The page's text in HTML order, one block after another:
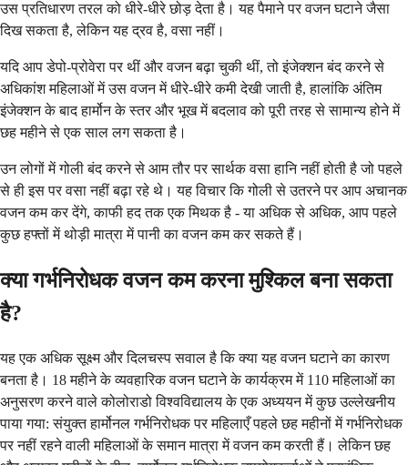
उस प्रतिधारण तरल को धीरे-धीरे छोड़ देता है। यह पैमाने पर वजन घटाने जैसा
दिख सकता है, लेकिन यह द्रव है, वसा नहीं।
यदि आप डेपो-प्रोवेरा पर थीं और वजन बढ़ा चुकी थीं, तो इंजेक्शन बंद करने से
अधिकांश महिलाओं में उस वजन में धीरे-धीरे कमी देखी जाती है, हालांकि अंतिम
इंजेक्शन के बाद हार्मोन के स्तर और भूख में बदलाव को पूरी तरह से सामान्य होने में
छह महीने से एक साल लग सकता है।
उन लोगों में गोली बंद करने से आम तौर पर सार्थक वसा हानि नहीं होती है जो पहले
से ही इस पर वसा नहीं बढ़ा रहे थे। यह विचार कि गोली से उतरने पर आप अचानक
वजन कम कर देंगे, काफी हद तक एक मिथक है - या अधिक से अधिक, आप पहले
कुछ हफ्तों में थोड़ी मात्रा में पानी का वजन कम कर सकते हैं।
क्या गर्भनिरोधक वजन कम करना मुश्किल बना सकता
है?
यह एक अधिक सूक्ष्म और दिलचस्प सवाल है कि क्या यह वजन घटाने का कारण
बनता है। 18 महीने के व्यवहारिक वजन घटाने के कार्यक्रम में 110 महिलाओं का
अनुसरण करने वाले कोलोराडो विश्वविद्यालय के एक अध्ययन में कुछ उल्लेखनीय
पाया गया: संयुक्त हार्मोनल गर्भनिरोधक पर महिलाएँ पहले छह महीनों में गर्भनिरोधक
पर नहीं रहने वाली महिलाओं के समान मात्रा में वजन कम करती हैं। लेकिन छह